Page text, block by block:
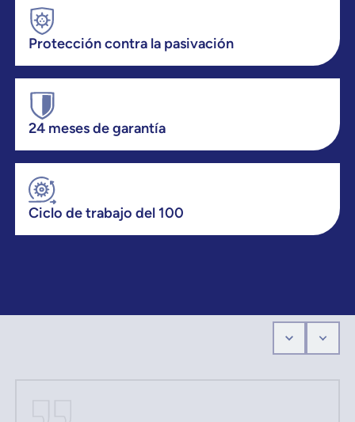
Protección contra la pasivación
24 meses de garantía
Ciclo de trabajo del 100